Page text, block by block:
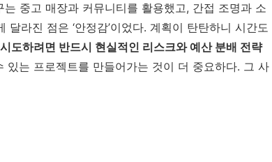
중고 매장과 커뮤니티를 활용했고, 간접 조명과 소
라진 점은 ‘안정감’이었다. 계획이 탄탄하니 시간도
도하려면 반드시 현실적인 리스크와 예산 분배 전략
있는 프로젝트를 만들어가는 것이 더 중요하다. 그 사